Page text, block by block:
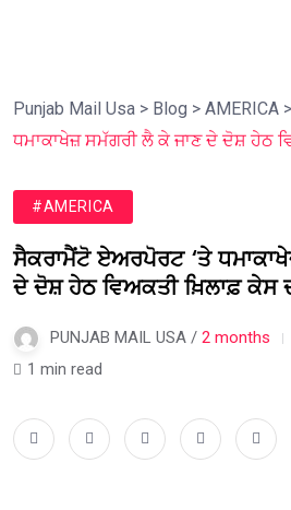
Punjab Mail Usa > Blog > AMERICA >
ਧਮਾਕਾਖੇਜ਼ ਸਮੱਗਰੀ ਲੈ ਕੇ ਜਾਣ ਦੇ ਦੋਸ਼ ਹੇਠ
#AMERICA
ਸੈਕਰਾਮੈਂਟੋ ਏਅਰਪੋਰਟ ‘ਤੇ
ਦੇ ਦੋਸ਼ ਹੇਠ ਵਿਅਕਤੀ ਖ਼ਿਲਾਫ਼ ਕੇਸ
PUNJAB MAIL USA / 2 months
1 min read